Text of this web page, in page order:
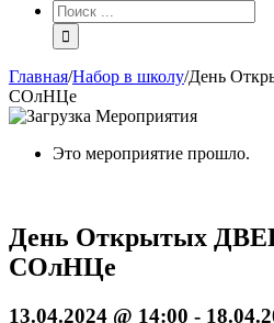
Главная/Набор в школу/День
СОлНЦе
Это мероприятие прошло.
День Открытых
СОлНЦе
13.04.2024 @ 14:00 -